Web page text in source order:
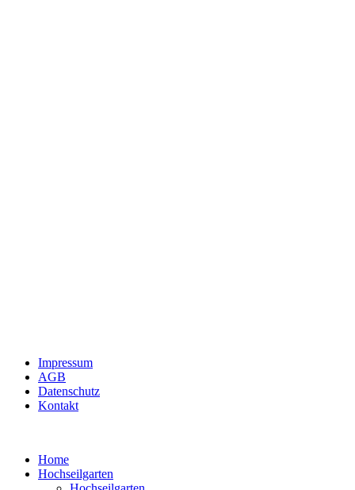
Impressum
AGB
Datenschutz
Kontakt
Home
Hochseilgarten